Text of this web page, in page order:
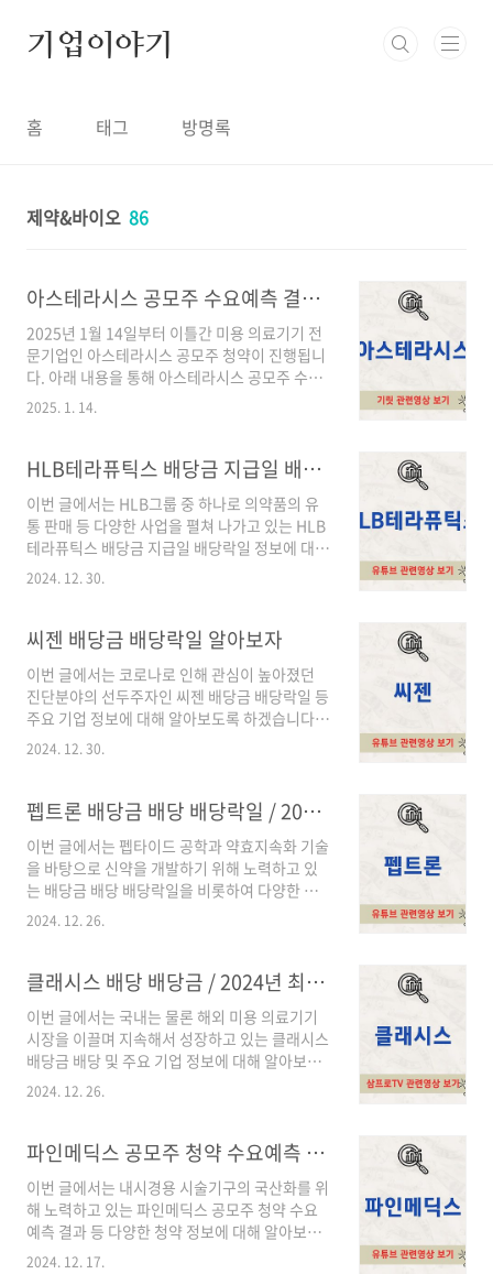
기업이야기
홈 태그 방명록
제약&바이오 86
아스테라시스 공모주 수요예측 결과 청약 정보
2025년 1월 14일부터 이틀간 미용 의료기기 전
문기업인 아스테라시스 공모주 청약이 진행됩니
다. 아래 내용을 통해 아스테라시스 공모주 수요
예측 결과 등 다양한 정보에 대해 알아보도록 하
스 어떤 기업인가? 1. 아스테라시스 공모개요주
망 공모가 밴드 → 4,000 ~ 4,600원확정공모가
→ 4,600원청약일 → 2025년 1월 14일(화) ~
2024년 1월 15일(수)환불일 → 2024년 1월 17
일(금)상장일 → 2024년 1월 24일(금)의무확약
예측 ..
2025. 1. 14.
HLB테라퓨틱스 배당금 지급일 배당락일 / 2024년 12월
이번 글에서는 HLB그룹 중 하나로 의약품의 유
통 판매 등 다양한 사업을 펼쳐 나가고 있는 HLB
테라퓨틱스 배당금 지급일 배당락일 정보에 대해
알아보도록 하겠습니다.목차1. HLB테라퓨틱스
퓨틱스 주가HLB테라퓨틱스 최근 주가 흐름을 살
주가가 코로나 이전 수준으로 회복하긴 하였으나
2021년 높은 금리와 지속적인 적자가 주가에 반
영되며 2023년 10월 27일까지 조정을 받으며
2,841원까지 떨어졌습니다.하지만 이후 리보세
최고가인 17,700원까지 오..
2024. 12. 30.
씨젠 배당금 배당락일 알아보자
이번 글에서는 코로나로 인해 관심이 높아졌던
진단분야의 선두주자인 씨젠 배당금 배당락일 등
주요 기업 정보에 대해 알아보도록 하겠습니다.
목차1. 씨젠 주가 2. 씨젠 배당금 배당락일 3. 씨
의한 급격히 성장한 실적이 주가에 반영되며 저
점대비 단기간 10배 이상 상승하며 2020년 8월
14일 161,926원의 고점을 형성하였습니다.그러
나 이후 코로나 치료제와 백신이 개발되며 종식
될 것이라는 기대감이 주가에 반영되었고 실적도
역성장하며 주가가 역성장하며 2024년 12월 현
배당금 배당락일씨젠의 경우 코로나..
2024. 12. 30.
펩트론 배당금 배당 배당락일 / 2024년 최신정보
이번 글에서는 펩타이드 공학과 약효지속화 기술
을 바탕으로 신약을 개발하기 위해 노력하고 있
는 배당금 배당 배당락일을 비롯하여 다양한 기
업 정보에 대해 알아보도록 하겠습니다.목차1.
펩트론 주가 2. 펩트론 배당금 배당 배당락일 3.
지속적인 적자로 인해 코로나 이후에도 2022년
12월까지 매우 좋지 못한 주가 흐름을 보였습니
다. 그러나 2023년 1월부터 금리 인하에 대한 기
대감으로 주가가 회복하기 시작하였고 무엇보다
비만치료제 관련주로 부각되며 주가가 급등하여
2024년 11월 22일 132,000원까지 상승하였습
하고 있습니다. 3. 펩트론 어떤 기업..
2024. 12. 26.
클래시스 배당 배당금 / 2024년 최신정보
이번 글에서는 국내는 물론 해외 미용 의료기기
시장을 이끌며 지속해서 성장하고 있는 클래시스
배당금 배당 및 주요 기업 정보에 대해 알아보도
록 하겠습니다.목차1. 클래시스 주가 2. 클래시스
배당 배당금 3. 클래시스 어떤 기업인가? 1. 클
2020년 3월 27일 6,460원을 저점으로 매년 매
출액 및 영업이익이 폭발적으로 성장하며 주가에
긍정적인 영향을 미쳤으며 약 5년간 10배에 달하
는 주가 상승이 있었습니다.최근 조정을 받고 있
지만 고점부근에서 큰 폭의 조정은 없으며 향후
에도 긍정적인 주가 흐름이 예상되는 기업입니
2024. 12. 26.
파인메딕스 공모주 청약 수요예측 결과 총정리
이번 글에서는 내시경용 시술기구의 국산화를 위
해 노력하고 있는 파인메딕스 공모주 청약 수요
예측 결과 등 다양한 청약 정보에 대해 알아보도
록 하겠습니다.목차 1. 파인메딕스 공모개요2. 파
2024. 12. 17.